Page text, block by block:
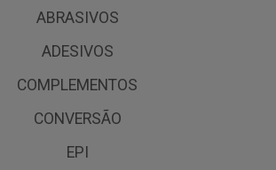
ABRASIVOS
ADESIVOS
COMPLEMENTOS
CONVERSÃO
EPI